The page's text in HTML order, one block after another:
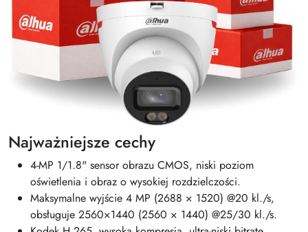
Najważniejsze cechy
4-MP 1/1.8" sensor obrazu CMOS, niski poziom
oświetlenia i obraz o wysokiej rozdzielczości.
Maksymalne wyjście 4 MP (2688 × 1520) @20 kl./s,
obsługuje 2560×1440 (2560 × 1440) @25/30 kl./s.